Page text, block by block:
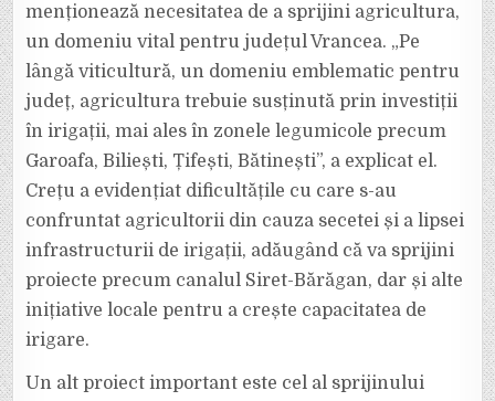
menționează necesitatea de a sprijini agricultura,
un domeniu vital pentru județul Vrancea. „Pe
lângă viticultură, un domeniu emblematic pentru
județ, agricultura trebuie susținută prin investiții
în irigații, mai ales în zonele legumicole precum
Garoafa, Biliești, Țifești, Bătinești”, a explicat el.
Crețu a evidențiat dificultățile cu care s-au
confruntat agricultorii din cauza secetei și a lipsei
infrastructurii de irigații, adăugând că va sprijini
proiecte precum canalul Siret-Bărăgan, dar și alte
inițiative locale pentru a crește capacitatea de
irigare.
Un alt proiect important este cel al sprijinului